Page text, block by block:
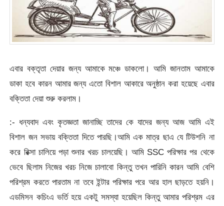
এবার বক্তৃতা দেয়ার জন্য আমাকে মঞ্চে ডাকলো। আমি জানতাম আমাকে
ডাকা হবে কারন আমার জন্য এতো বিশাল আকারে অনুষ্ঠান করা হয়েছে এবার
বক্তিতা দেয়া শুরু করলাম।
:- ধন্যবাদ এবং কৃতজ্ঞতা জানাচ্ছি তাদের কে যাদের জন্য আজ আমি এই
বিশাল জন সভায় বক্তিতা দিতে পারছি।আমি এক মাত্র ছাএ যে টিউশনি না
করে রিক্সা চালিয়ে পড়া শুনার খরচ চালয়েছি। আমি SSC পরিক্ষার পর থেকে
ভেবে ছিলাম নিজের খরচ নিজে চালাবো কিন্তু তখন পারিনি কারন আমি বেশি
পরিশ্রম করতে পারতাম না তবে ইন্টার পরিক্ষার পরে আর হাল ছাড়তে হয়নি।
এডমিসন কচিংএ ভর্তি হয়ে একটু সমস্যা হয়েছিল কিন্তু আমার পরিশ্রম এর